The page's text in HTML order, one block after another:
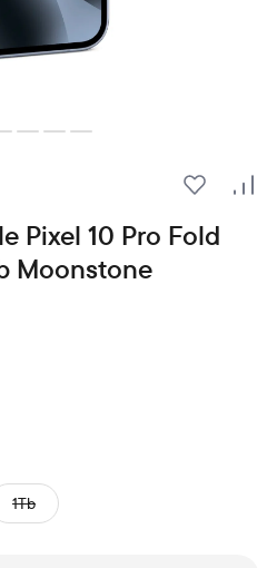
В
Pixel 10 Pro Fold
Moonstone
1Tb